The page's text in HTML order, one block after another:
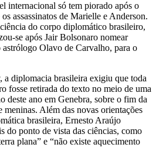
internacional só tem piorado após o
assassinatos de Marielle e Anderson.
do corpo diplomático brasileiro,
se após Jair Bolsonaro nomear
Olavo de Carvalho, para o
a diplomacia brasileira exigiu que toda
fosse retirada do texto no meio de uma
deste ano em Genebra, sobre o fim da
meninas. Além das novas orientações
brasileira, Ernesto Araújo
do ponto de vista das ciências, como
plana” e “não existe aquecimento